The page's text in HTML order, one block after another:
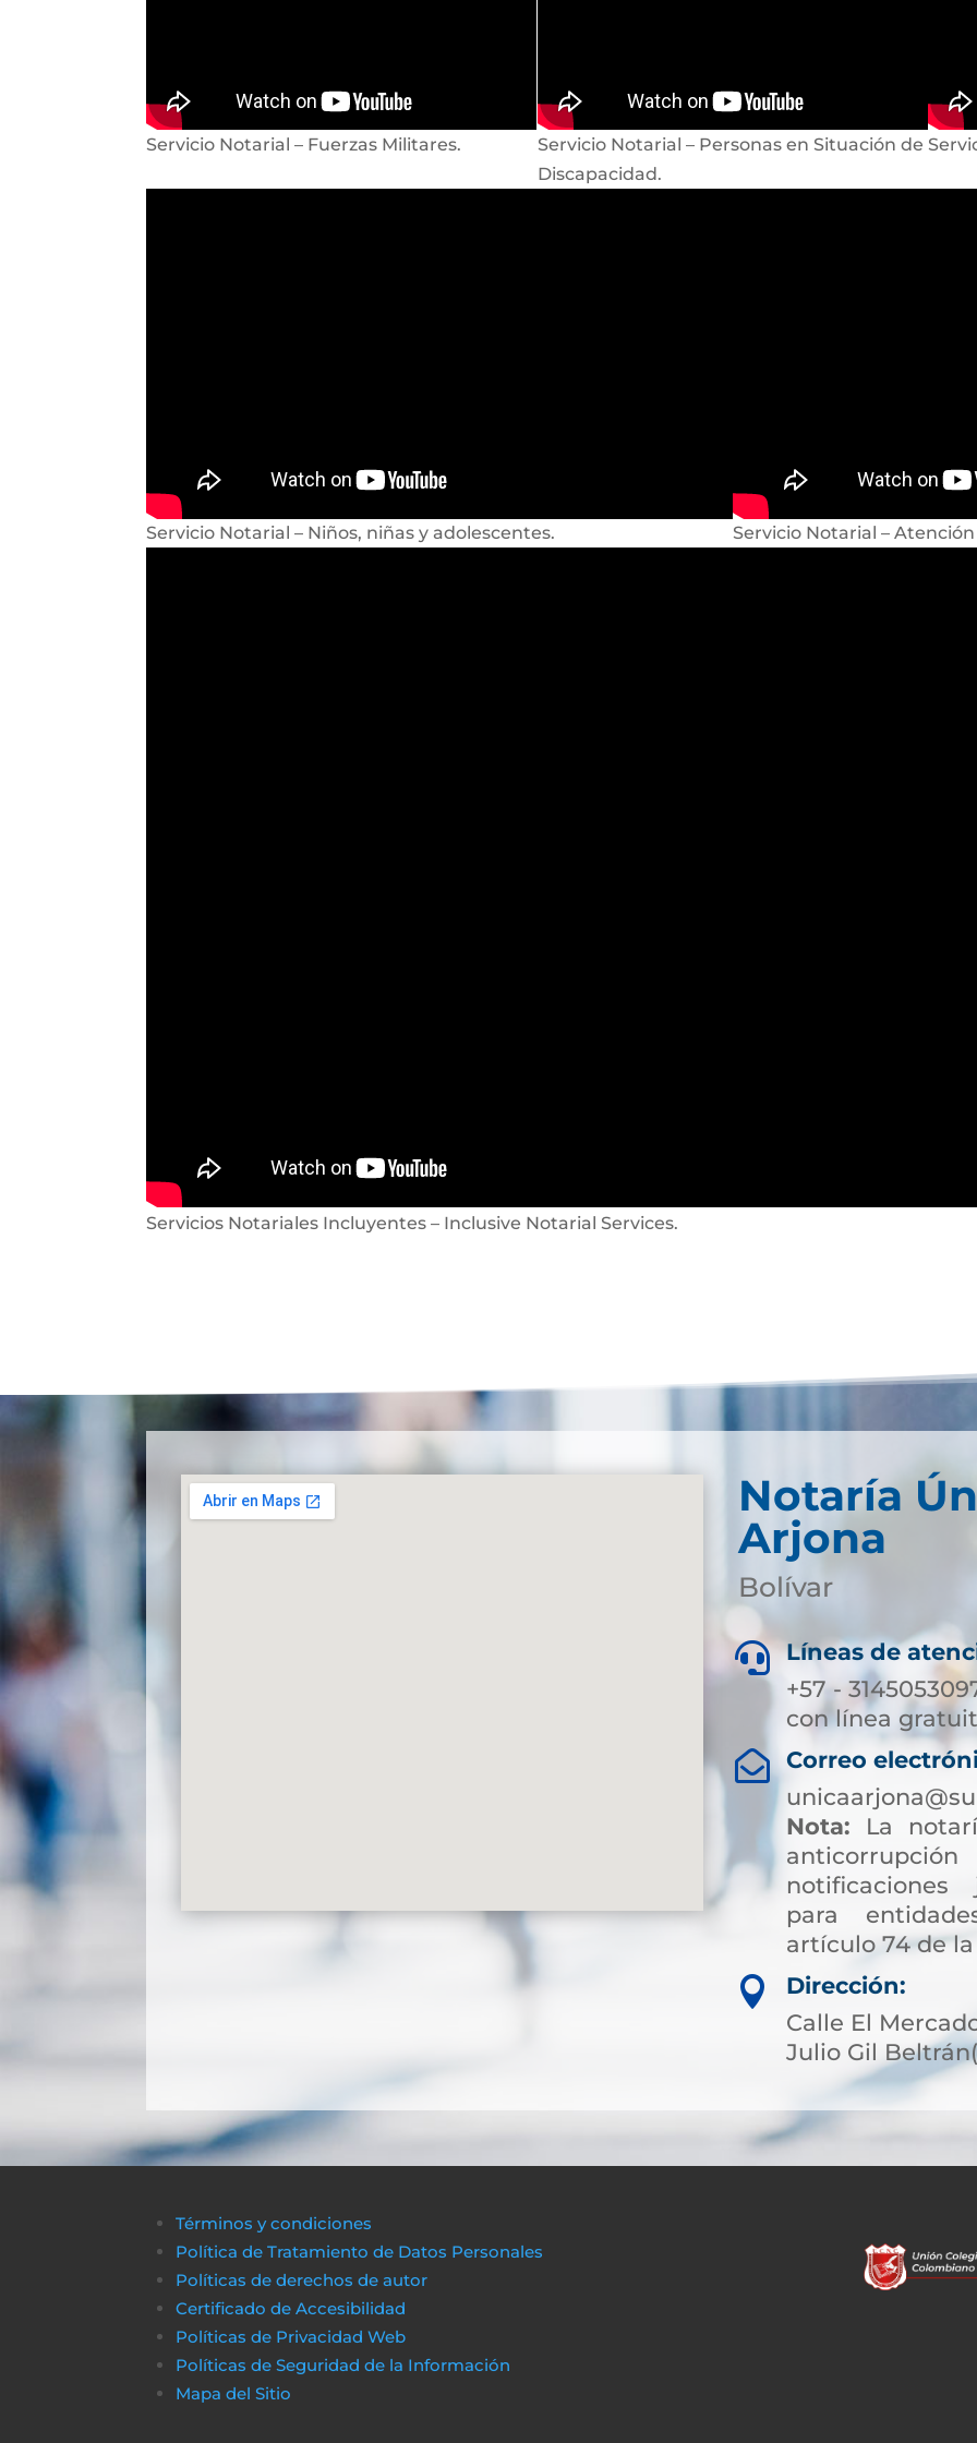
Servicio Notarial – Fuerzas Militares.
Servicio Notarial – Personas en Situación de
Discapacidad.
Servicio Notarial – Niños, niñas y adolescentes. Servicio Notarial –
Servicios Notariales Incluyentes – Inclusive Notarial Services.
Notaría
Arjona
Bolívar
 Líneas de
+57 -
con línea

Correo
Nota: La
para
artículo 74 de la

Dirección:
Calle El
Julio Gil
Términos y condiciones
Política de Tratamiento de Datos Personales
Políticas de derechos de autor
Certificado de Accesibilidad
Políticas de Privacidad Web
Políticas de Seguridad de la Información
Mapa del Sitio